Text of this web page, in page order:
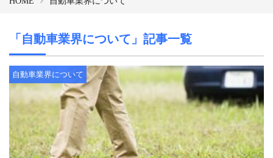
「自動車業界について」記事一覧
自動車業界について